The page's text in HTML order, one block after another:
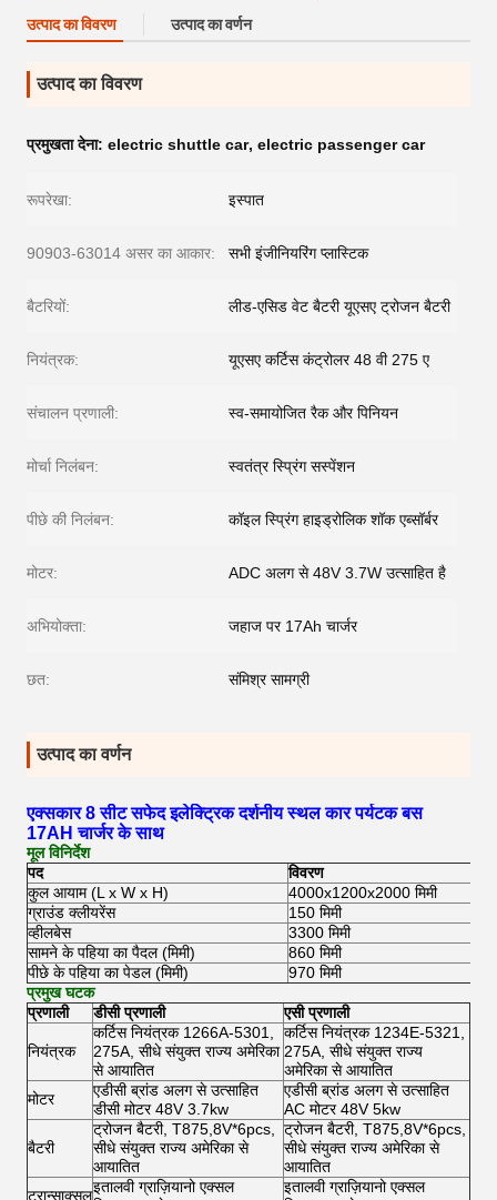
उत्पाद का विवरण उत्पाद का वर्णन
उत्पाद का विवरण
प्रमुखता देना: electric shuttle car, electric passenger car
रूपरेखा: इस्पात
90903-63014 असर का आकार: सभी इंजीनियरिंग प्लास्टिक
बैटरियों: लीड-एसिड वेट बैटरी यूएसए ट्रोजन बैटरी
नियंत्रक: यूएसए कर्टिस कंट्रोलर 48 वी 275 ए
संचालन प्रणाली: स्व-समायोजित रैक और पिनियन
मोर्चा निलंबन: स्वतंत्र स्प्रिंग सस्पेंशन
पीछे की निलंबन: कॉइल स्प्रिंग हाइड्रोलिक शॉक एब्सॉर्बर
मोटर: ADC अलग से 48V 3.7W उत्साहित है
अभियोक्ता: जहाज पर 17Ah चार्जर
छत: संमिश्र सामग्री
उत्पाद का वर्णन
एक्सकार 8 सीट सफेद इलेक्ट्रिक दर्शनीय स्थल कार पर्यटक बस
17AH चार्जर के साथ
मूल विनिर्देश
पद
विवरण
कुल आयाम (L x W x H)
4000x1200x2000 मिमी
ग्राउंड क्लीयरेंस
150 मिमी
व्हीलबेस
3300 मिमी
सामने के पहिया का पैदल (मिमी)
860 मिमी
पीछे के पहिया का पेडल (मिमी)
970 मिमी
प्रमुख घटक
प्रणाली
डीसी प्रणाली एसी प्रणाली
नियंत्रक
कर्टिस नियंत्रक 1266A-5301,
275A, सीधे संयुक्त राज्य अमेरिका
से आयातित
कर्टिस नियंत्रक 1234E-5321,
275A, सीधे संयुक्त राज्य
अमेरिका से आयातित
मोटर
एडीसी ब्रांड अलग से उत्साहित
डीसी मोटर 48V 3.7kw
एडीसी ब्रांड अलग से उत्साहित
AC मोटर 48V 5kw
बैटरी
ट्रोजन बैटरी, T875,8V*6pcs,
सीधे संयुक्त राज्य अमेरिका से
आयातित
ट्रोजन बैटरी, T875,8V*6pcs,
सीधे संयुक्त राज्य अमेरिका से
आयातित
ट्रान्साक्सलइतालवी ग्राज़ियानो एक्सल
इतालवी ग्राज़ियानो एक्सल